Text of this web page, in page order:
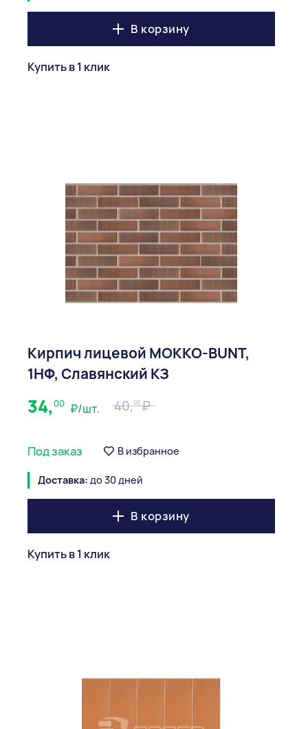
В корзину
Купить в 1 клик
Кирпич лицевой МОККО-BUNT,
1НФ, Славянский КЗ
34,00 ₽/шт. 40,00
Под заказ В избранное
Доставка: до 30 дней
В корзину
Купить в 1 клик